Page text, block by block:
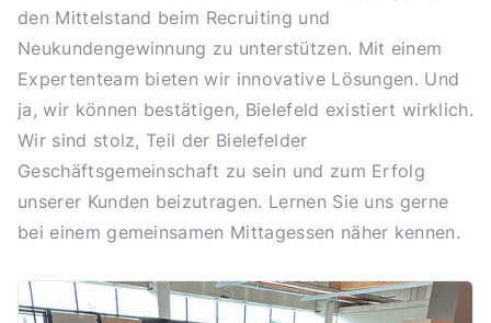
den Mittelstand beim Recruiting und
Neukundengewinnung zu unterstützen. Mit einem
Expertenteam bieten wir innovative Lösungen. Und
ja, wir können bestätigen, Bielefeld existiert wirklich.
Wir sind stolz, Teil der Bielefelder
Geschäftsgemeinschaft zu sein und zum Erfolg
unserer Kunden beizutragen. Lernen Sie uns gerne
bei einem gemeinsamen Mittagessen näher kennen.